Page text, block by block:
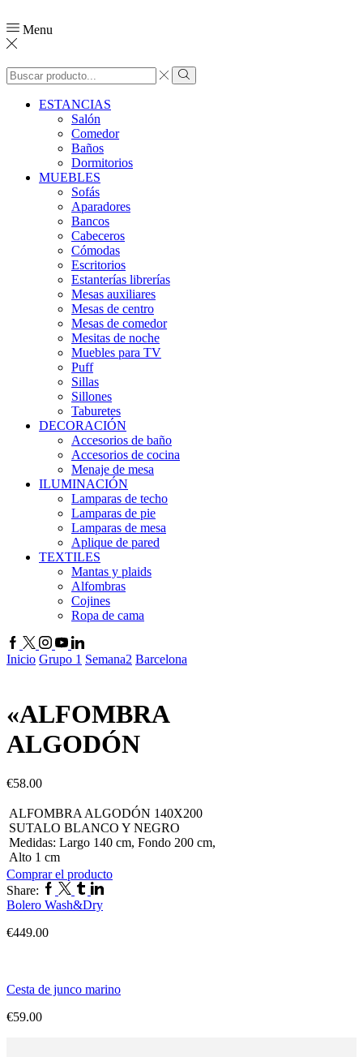
Menu
ESTANCIAS
Salón
Comedor
Baños
Dormitorios
MUEBLES
Sofás
Aparadores
Bancos
Cabeceros
Cómodas
Escritorios
Estanterías librerías
Mesas auxiliares
Mesas de centro
Mesas de comedor
Mesitas de noche
Muebles para TV
Puff
Sillas
Sillones
Taburetes
DECORACIÓN
Accesorios de baño
Accesorios de cocina
Menaje de mesa
ILUMINACIÓN
Lamparas de techo
Lamparas de pie
Lamparas de mesa
Aplique de pared
TEXTILES
Mantas y plaids
Alfombras
Cojines
Ropa de cama
Inicio Grupo 1 Semana2 Barcelona
«ALFOMBRA
ALGODÓN
€58.00
ALFOMBRA ALGODÓN 140X200
SUTALO BLANCO Y NEGRO
Medidas: Largo 140 cm, Fondo 200 cm,
Alto 1 cm
Comprar el producto
Share:
Bolero Wash&Dry
€449.00
Cesta de junco marino
€59.00